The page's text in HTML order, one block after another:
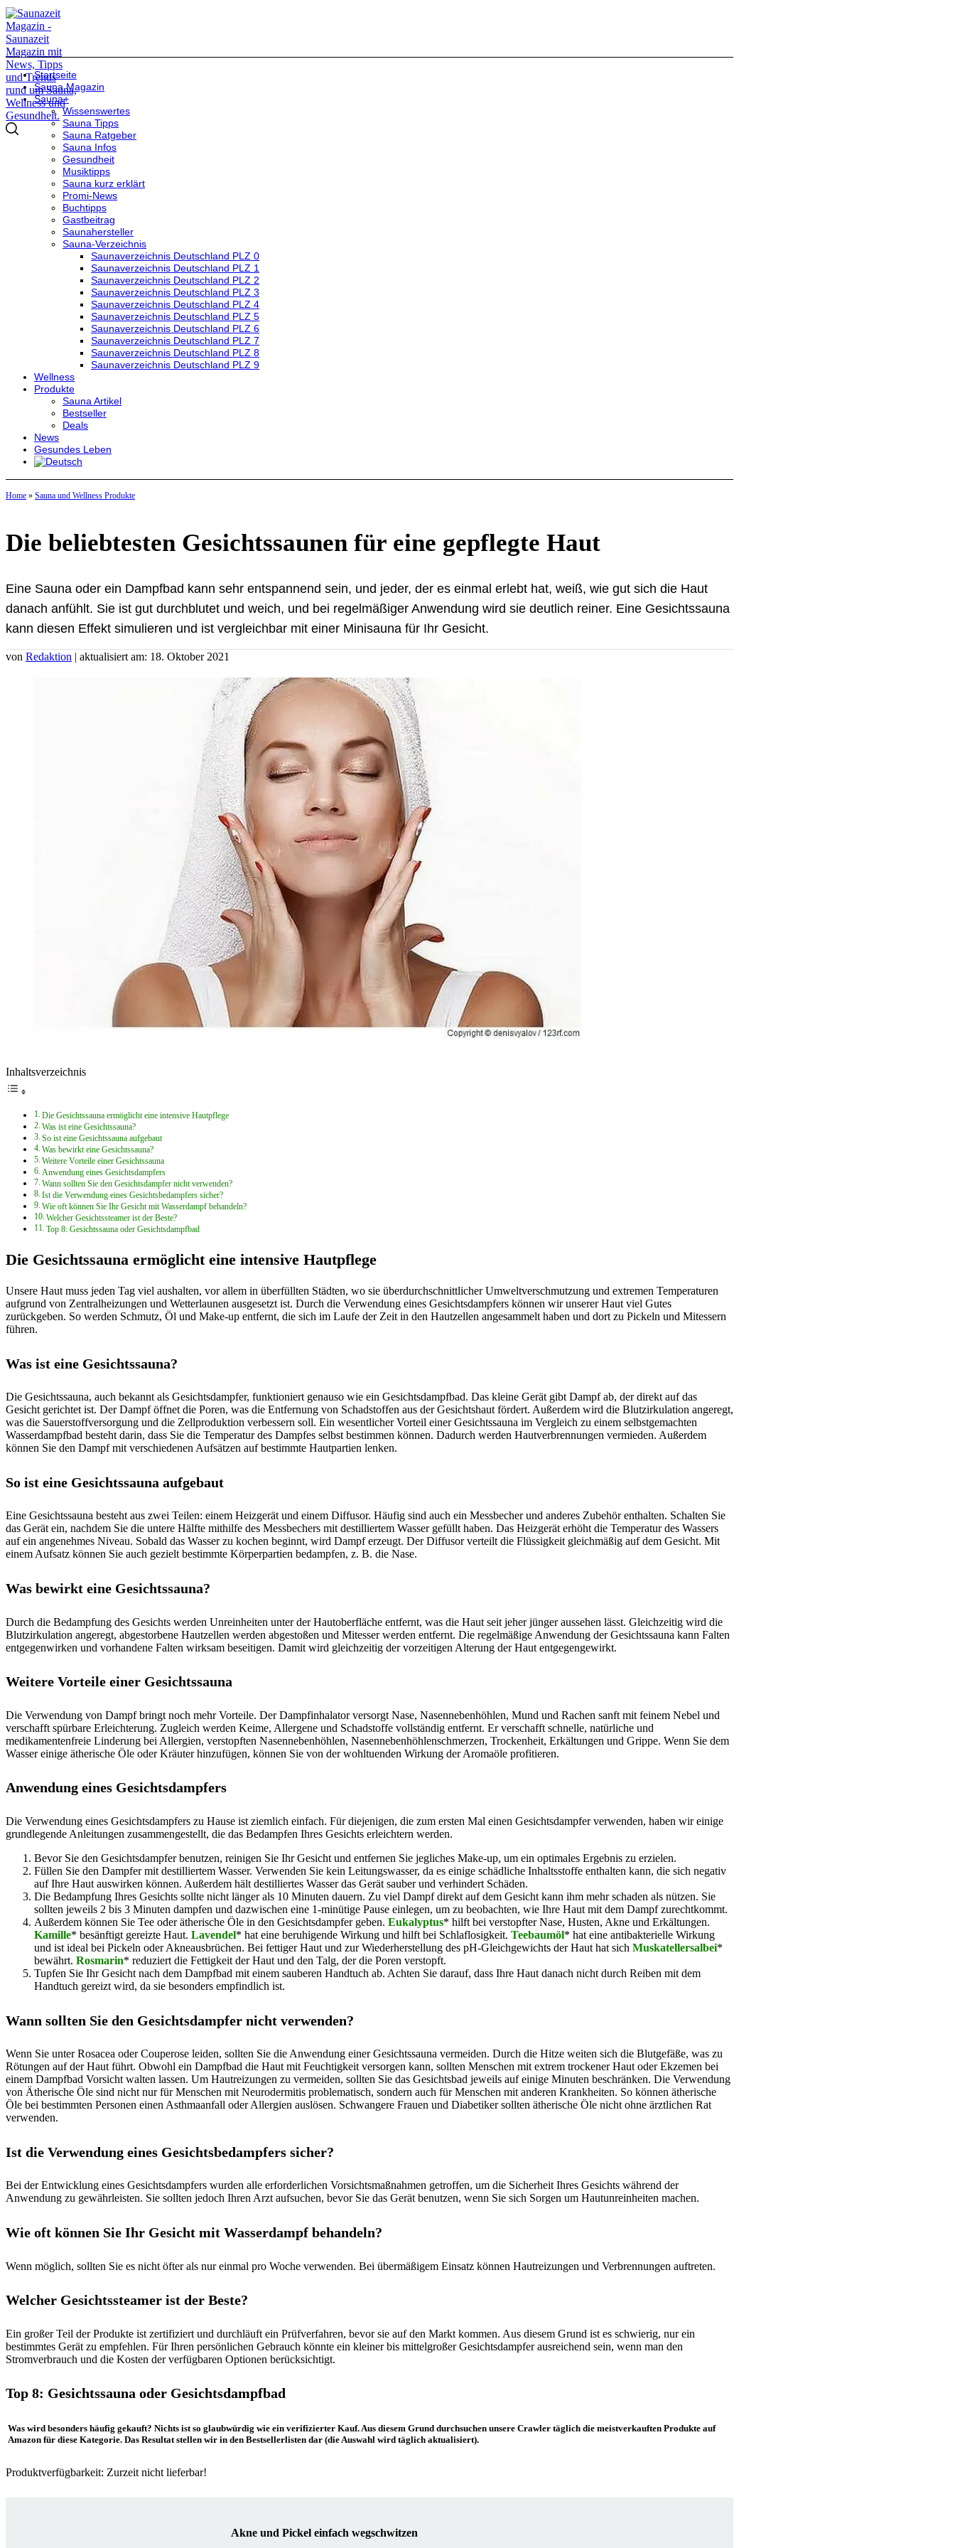
Startseite
Sauna Magazin
Sauna+
Wissenswertes
Sauna Tipps
Sauna Ratgeber
Sauna Infos
Gesundheit
Musiktipps
Sauna kurz erklärt
Promi-News
Buchtipps
Gastbeitrag
Saunahersteller
Sauna-Verzeichnis
Saunaverzeichnis Deutschland PLZ 0
Saunaverzeichnis Deutschland PLZ 1
Saunaverzeichnis Deutschland PLZ 2
Saunaverzeichnis Deutschland PLZ 3
Saunaverzeichnis Deutschland PLZ 4
Saunaverzeichnis Deutschland PLZ 5
Saunaverzeichnis Deutschland PLZ 6
Saunaverzeichnis Deutschland PLZ 7
Saunaverzeichnis Deutschland PLZ 8
Saunaverzeichnis Deutschland PLZ 9
Wellness
Produkte
Sauna Artikel
Bestseller
Deals
News
Gesundes Leben
Home » Sauna und Wellness Produkte
Die beliebtesten Gesichtssaunen für eine gepflegte Haut
Eine Sauna oder ein Dampfbad kann sehr entspannend sein, und jeder, der es einmal erlebt hat, weiß, wie gut sich die Haut
danach anfühlt. Sie ist gut durchblutet und weich, und bei regelmäßiger Anwendung wird sie deutlich reiner. Eine Gesichtssauna
kann diesen Effekt simulieren und ist vergleichbar mit einer Minisauna für Ihr Gesicht.
von Redaktion | aktualisiert am: 18. Oktober 2021
Inhaltsverzeichnis
Die Gesichtssauna ermöglicht eine intensive Hautpflege
Was ist eine Gesichtssauna?
So ist eine Gesichtssauna aufgebaut
Was bewirkt eine Gesichtssauna?
Weitere Vorteile einer Gesichtssauna
Anwendung eines Gesichtsdampfers
Wann sollten Sie den Gesichtsdampfer nicht verwenden?
Ist die Verwendung eines Gesichtsbedampfers sicher?
Wie oft können Sie Ihr Gesicht mit Wasserdampf behandeln?
Welcher Gesichtssteamer ist der Beste?
Top 8: Gesichtssauna oder Gesichtsdampfbad
Die Gesichtssauna ermöglicht eine intensive Hautpflege
Unsere Haut muss jeden Tag viel aushalten, vor allem in überfüllten Städten, wo sie überdurchschnittlicher Umweltverschmutzung und extremen Temperaturen
aufgrund von Zentralheizungen und Wetterlaunen ausgesetzt ist. Durch die Verwendung eines Gesichtsdampfers können wir unserer Haut viel Gutes
zurückgeben. So werden Schmutz, Öl und Make-up entfernt, die sich im Laufe der Zeit in den Hautzellen angesammelt haben und dort zu Pickeln und Mitessern
führen.
Was ist eine Gesichtssauna?
Die Gesichtssauna, auch bekannt als Gesichtsdampfer, funktioniert genauso wie ein Gesichtsdampfbad. Das kleine Gerät gibt Dampf ab, der direkt auf das
Gesicht gerichtet ist. Der Dampf öffnet die Poren, was die Entfernung von Schadstoffen aus der Gesichtshaut fördert. Außerdem wird die Blutzirkulation angeregt,
was die Sauerstoffversorgung und die Zellproduktion verbessern soll. Ein wesentlicher Vorteil einer Gesichtssauna im Vergleich zu einem selbstgemachten
Wasserdampfbad besteht darin, dass Sie die Temperatur des Dampfes selbst bestimmen können. Dadurch werden Hautverbrennungen vermieden. Außerdem
können Sie den Dampf mit verschiedenen Aufsätzen auf bestimmte Hautpartien lenken.
So ist eine Gesichtssauna aufgebaut
Eine Gesichtssauna besteht aus zwei Teilen: einem Heizgerät und einem Diffusor. Häufig sind auch ein Messbecher und anderes Zubehör enthalten. Schalten Sie
das Gerät ein, nachdem Sie die untere Hälfte mithilfe des Messbechers mit destilliertem Wasser gefüllt haben. Das Heizgerät erhöht die Temperatur des Wassers
auf ein angenehmes Niveau. Sobald das Wasser zu kochen beginnt, wird Dampf erzeugt. Der Diffusor verteilt die Flüssigkeit gleichmäßig auf dem Gesicht. Mit
einem Aufsatz können Sie auch gezielt bestimmte Körperpartien bedampfen, z. B. die Nase.
Was bewirkt eine Gesichtssauna?
Durch die Bedampfung des Gesichts werden Unreinheiten unter der Hautoberfläche entfernt, was die Haut seit jeher jünger aussehen lässt. Gleichzeitig wird die
Blutzirkulation angeregt, abgestorbene Hautzellen werden abgestoßen und Mitesser werden entfernt. Die regelmäßige Anwendung der Gesichtssauna kann Falten
entgegenwirken und vorhandene Falten wirksam beseitigen. Damit wird gleichzeitig der vorzeitigen Alterung der Haut entgegengewirkt.
Weitere Vorteile einer Gesichtssauna
Die Verwendung von Dampf bringt noch mehr Vorteile. Der Dampfinhalator versorgt Nase, Nasennebenhöhlen, Mund und Rachen sanft mit feinem Nebel und
verschafft spürbare Erleichterung. Zugleich werden Keime, Allergene und Schadstoffe vollständig entfernt. Er verschafft schnelle, natürliche und
medikamentenfreie Linderung bei Allergien, verstopften Nasennebenhöhlen, Nasennebenhöhlenschmerzen, Trockenheit, Erkältungen und Grippe. Wenn Sie dem
Wasser einige ätherische Öle oder Kräuter hinzufügen, können Sie von der wohltuenden Wirkung der Aromaöle profitieren.
Anwendung eines Gesichtsdampfers
Die Verwendung eines Gesichtsdampfers zu Hause ist ziemlich einfach. Für diejenigen, die zum ersten Mal einen Gesichtsdampfer verwenden, haben wir einige
grundlegende Anleitungen zusammengestellt, die das Bedampfen Ihres Gesichts erleichtern werden.
Bevor Sie den Gesichtsdampfer benutzen, reinigen Sie Ihr Gesicht und entfernen Sie jegliches Make-up, um ein optimales Ergebnis zu erzielen.
Füllen Sie den Dampfer mit destilliertem Wasser. Verwenden Sie kein Leitungswasser, da es einige schädliche Inhaltsstoffe enthalten kann, die sich negativ
auf Ihre Haut auswirken können. Außerdem hält destilliertes Wasser das Gerät sauber und verhindert Schäden.
Die Bedampfung Ihres Gesichts sollte nicht länger als 10 Minuten dauern. Zu viel Dampf direkt auf dem Gesicht kann ihm mehr schaden als nützen. Sie
sollten jeweils 2 bis 3 Minuten dampfen und dazwischen eine 1-minütige Pause einlegen, um zu beobachten, wie Ihre Haut mit dem Dampf zurechtkommt.
Außerdem können Sie Tee oder ätherische Öle in den Gesichtsdampfer geben. Eukalyptus* hilft bei verstopfter Nase, Husten, Akne und Erkältungen.
Kamille* besänftigt gereizte Haut. Lavendel* hat eine beruhigende Wirkung und hilft bei Schlaflosigkeit. Teebaumöl* hat eine antibakterielle Wirkung
und ist ideal bei Pickeln oder Akneausbrüchen. Bei fettiger Haut und zur Wiederherstellung des pH-Gleichgewichts der Haut hat sich Muskatellersalbei*
bewährt. Rosmarin* reduziert die Fettigkeit der Haut und den Talg, der die Poren verstopft.
Tupfen Sie Ihr Gesicht nach dem Dampfbad mit einem sauberen Handtuch ab. Achten Sie darauf, dass Ihre Haut danach nicht durch Reiben mit dem
Handtuch gereizt wird, da sie besonders empfindlich ist.
Wann sollten Sie den Gesichtsdampfer nicht verwenden?
Wenn Sie unter Rosacea oder Couperose leiden, sollten Sie die Anwendung einer Gesichtssauna vermeiden. Durch die Hitze weiten sich die Blutgefäße, was zu
Rötungen auf der Haut führt. Obwohl ein Dampfbad die Haut mit Feuchtigkeit versorgen kann, sollten Menschen mit extrem trockener Haut oder Ekzemen bei
einem Dampfbad Vorsicht walten lassen. Um Hautreizungen zu vermeiden, sollten Sie das Gesichtsbad jeweils auf einige Minuten beschränken. Die Verwendung
von Ätherische Öle sind nicht nur für Menschen mit Neurodermitis problematisch, sondern auch für Menschen mit anderen Krankheiten. So können ätherische
Öle bei bestimmten Personen einen Asthmaanfall oder Allergien auslösen. Schwangere Frauen und Diabetiker sollten ätherische Öle nicht ohne ärztlichen Rat
verwenden.
Ist die Verwendung eines Gesichtsbedampfers sicher?
Bei der Entwicklung eines Gesichtsdampfers wurden alle erforderlichen Vorsichtsmaßnahmen getroffen, um die Sicherheit Ihres Gesichts während der
Anwendung zu gewährleisten. Sie sollten jedoch Ihren Arzt aufsuchen, bevor Sie das Gerät benutzen, wenn Sie sich Sorgen um Hautunreinheiten machen.
Wie oft können Sie Ihr Gesicht mit Wasserdampf behandeln?
Wenn möglich, sollten Sie es nicht öfter als nur einmal pro Woche verwenden. Bei übermäßigem Einsatz können Hautreizungen und Verbrennungen auftreten.
Welcher Gesichtssteamer ist der Beste?
Ein großer Teil der Produkte ist zertifiziert und durchläuft ein Prüfverfahren, bevor sie auf den Markt kommen. Aus diesem Grund ist es schwierig, nur ein
bestimmtes Gerät zu empfehlen. Für Ihren persönlichen Gebrauch könnte ein kleiner bis mittelgroßer Gesichtsdampfer ausreichend sein, wenn man den
Stromverbrauch und die Kosten der verfügbaren Optionen berücksichtigt.
Top 8: Gesichtssauna oder Gesichtsdampfbad
Was wird besonders häufig gekauft? Nichts ist so glaubwürdig wie ein verifizierter Kauf. Aus diesem Grund durchsuchen unsere Crawler täglich die meistverkauften Produkte auf
Amazon für diese Kategorie. Das Resultat stellen wir in den Bestsellerlisten dar (die Auswahl wird täglich aktualisiert).
Produktverfügbarkeit: Zurzeit nicht lieferbar!
Akne und Pickel einfach wegschwitzen